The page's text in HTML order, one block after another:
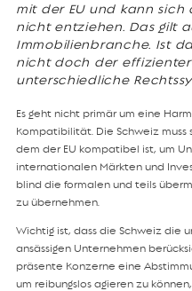
mit der EU und kann sich
nicht entziehen. Das gilt
Immobilienbranche. Ist
nicht doch der
unterschiedliche
Es geht nicht primär um eine
Kompatibilität. Die Schweiz muss
dem der EU kompatibel ist, um
internationalen Märkten und
blind die formalen und teils
zu übernehmen.
Wichtig ist, dass die Schweiz die
ansässigen Unternehmen
präsente Konzerne eine
um reibungslos agieren zu